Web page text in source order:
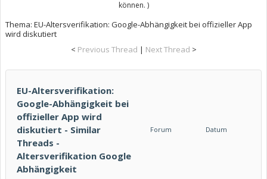
können. )
Thema: EU-Altersverifikation: Google-Abhängigkeit bei offizieller App
wird diskutiert
< Previous Thread | Next Thread >
EU-Altersverifikation:
Google-Abhängigkeit bei
offizieller App wird
diskutiert - Similar
Threads -
Altersverifikation Google
Abhängigkeit
Forum Datum